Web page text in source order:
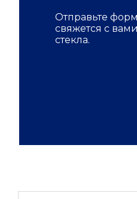
Отправьте
свяжется с
стекла.